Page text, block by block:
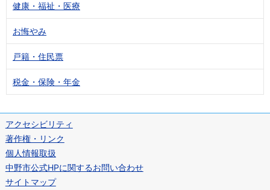
健康・福祉・医療
お悔やみ
戸籍・住民票
税金・保険・年金
アクセシビリティ
著作権・リンク
個人情報取扱
中野市公式HPに関するお問い合わせ
サイトマップ